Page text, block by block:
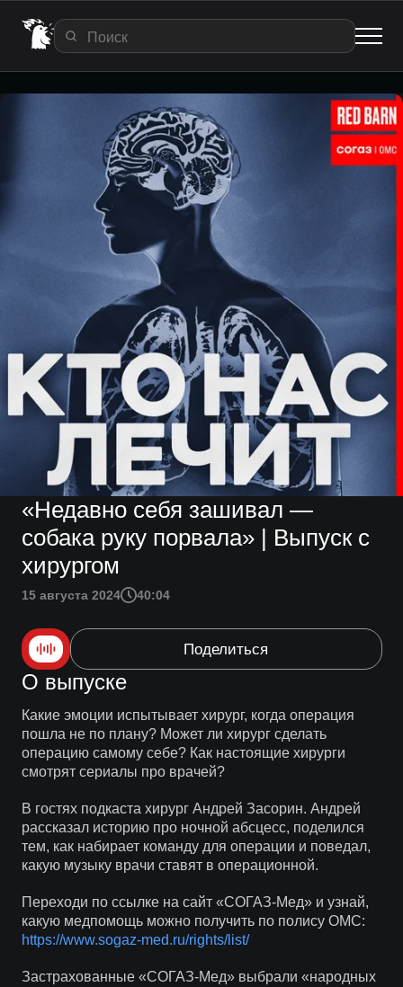
«Недавно себя зашивал —
собака руку порвала» | Выпуск с
хирургом
15 августа 2024 40:04
Поделиться
О выпуске
Какие эмоции испытывает хирург, когда операция
пошла не по плану? Может ли хирург сделать
операцию самому себе? Как настоящие хирурги
смотрят сериалы про врачей?
В гостях подкаста хирург Андрей Засорин. Андрей
рассказал историю про ночной абсцесс, поделился
тем, как набирает команду для операции и поведал,
какую музыку врачи ставят в операционной.
Переходи по ссылке на сайт «СОГАЗ-Мед» и узнай,
какую медпомощь можно получить по полису ОМС:
https://www.sogaz-med.ru/rights/list/
Застрахованные «СОГАЗ-Мед» выбрали «народных